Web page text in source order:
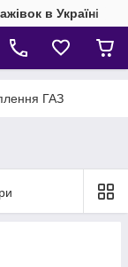
в Україні
ГАЗ